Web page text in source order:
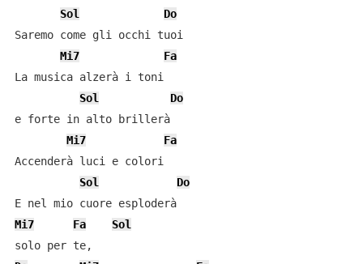
Sol
Do
Saremo come gli occhi tuoi
Mi7
Fa
La musica alzerà i toni
Sol
Do
e forte in alto brillerà
Mi7
Fa
Accenderà luci e colori
Sol
Do
E nel mio cuore esploderà
Mi7
Fa
Sol